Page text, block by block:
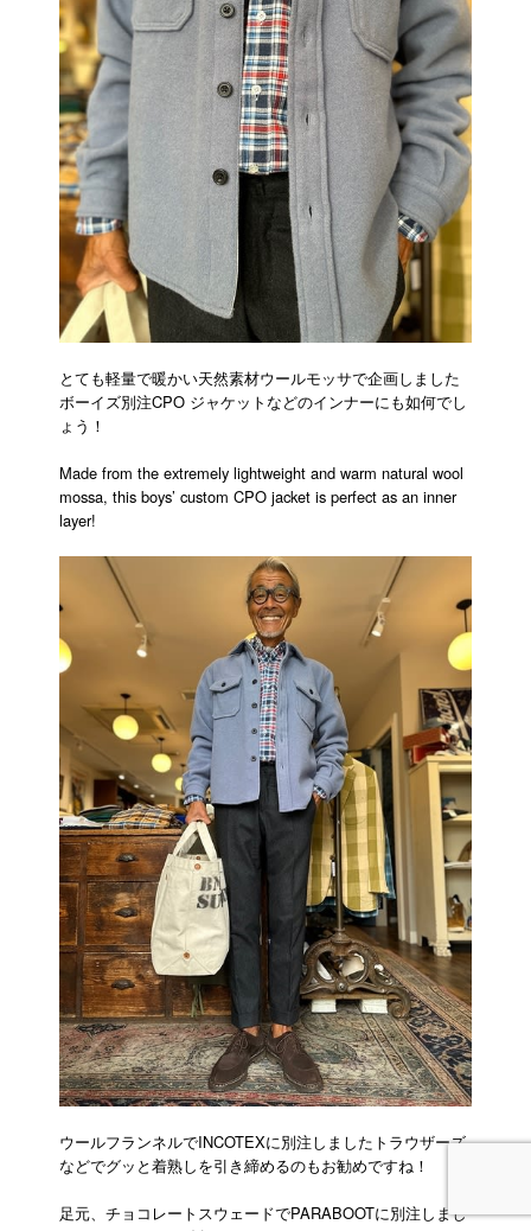
とても軽量で暖かい天然素材ウールモッサで企画しました
ボーイズ別注CPO ジャケットなどのインナーにも如何でし
ょう！
Made from the extremely lightweight and warm natural wool
mossa, this boys’ custom CPO jacket is perfect as an inner
layer!
ウールフランネルでINCOTEXに別注しましたトラウザーズ
などでグッと着熟しを引き締めるのもお勧めですね！
足元、チョコレートスウェードでPARABOOTに別注しまし